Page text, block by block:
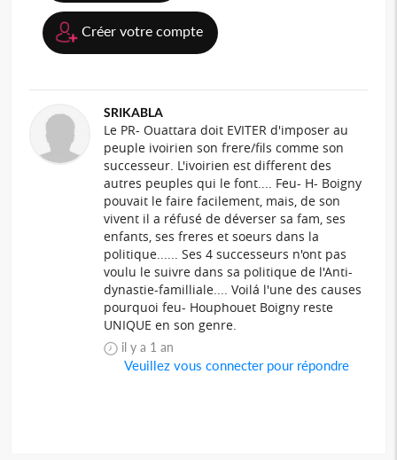
Créer votre compte
SRIKABLA
Le PR- Ouattara doit EVITER d'imposer au
peuple ivoirien son frere/fils comme son
successeur. L'ivoirien est different des
autres peuples qui le font.... Feu- H- Boigny
pouvait le faire facilement, mais, de son
vivent il a réfusé de déverser sa fam, ses
enfants, ses freres et soeurs dans la
politique...... Ses 4 successeurs n'ont pas
voulu le suivre dans sa politique de l'Anti-
dynastie-familliale.... Voilá l'une des causes
pourquoi feu- Houphouet Boigny reste
UNIQUE en son genre.
il y a 1 an
Veuillez vous connecter pour répondre